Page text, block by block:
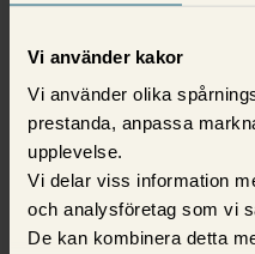
Vi använder kakor
Vi använder olika
prestanda, anpassa
upplevelse.
Vi delar viss information
och analysföretag som vi
De kan kombinera detta